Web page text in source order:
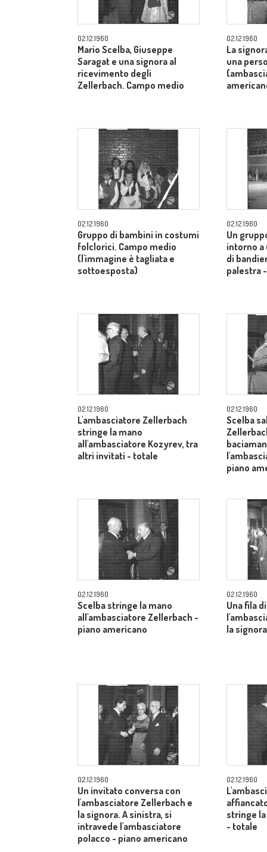
02.12.1960
Mario Scelba, Giuseppe
Saragat e una signora al
ricevimento degli
Zellerbach. Campo medio
02.12.1960
La
una
02.12.1960
Gruppo di bambini in costumi
folclorici. Campo medio
(l'immagine è tagliata e
sottoesposta)
02.12.1960
Un
intorno a
di
palestra
02.12.1960
L'ambasciatore Zellerbach
stringe la mano
all'ambasciatore Kozyrev, tra
altri invitati - totale
02.12.1960
Scelba
piano
02.12.1960
Scelba stringe la mano
all'ambasciatore Zellerbach -
piano americano
02.12.1960
Una fila
la
02.12.1960
Un invitato conversa con
l'ambasciatore Zellerbach e
la signora. A sinistra, si
intravede l'ambasciatore
polacco - piano americano
02.12.1960
stringe
- totale